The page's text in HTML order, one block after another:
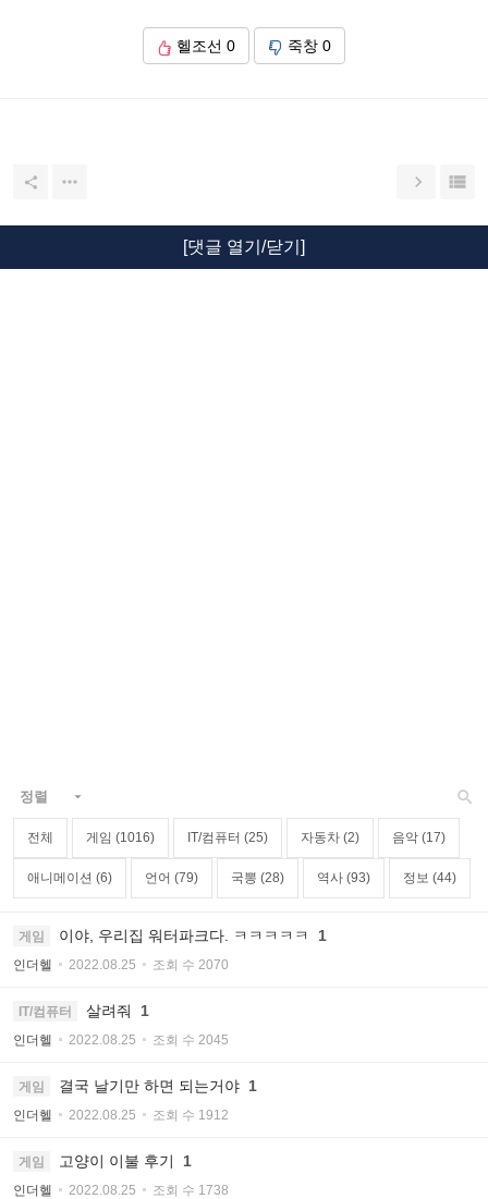
헬조선 0 죽창 0


 
[댓글 열기/닫기]
정렬  
전체 게임 (1016) IT/컴퓨터 (25) 자동차 (2) 음악 (17)
애니메이션 (6) 언어 (79) 국뽕 (28) 역사 (93) 정보 (44)
게임 이야, 우리집 워터파크다. ㅋㅋㅋㅋㅋ 1
인더헬 2022.08.25 조회 수 2070
IT/컴퓨터 살려줘 1
인더헬 2022.08.25 조회 수 2045
게임 결국 날기만 하면 되는거야 1
인더헬 2022.08.25 조회 수 1912
게임 고양이 이불 후기 1
인더헬 2022.08.25 조회 수 1738